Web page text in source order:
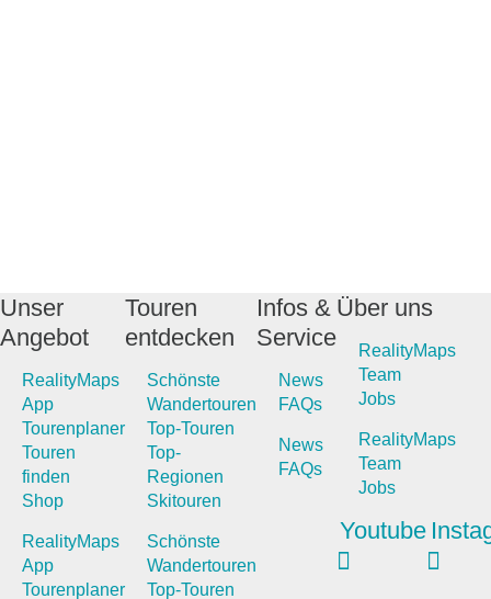
Unser
Angebot
RealityMaps
App
Tourenplaner
Touren
finden
Shop
RealityMaps
App
Tourenplaner
Touren
entdecken
Schönste
Wandertouren
Top-Touren
Top-
Regionen
Skitouren
Schönste
Wandertouren
Top-Touren
Infos &
Service
News
FAQs
News
FAQs
Über uns
RealityMaps
Team
Jobs
RealityMaps
Team
Jobs
Youtube